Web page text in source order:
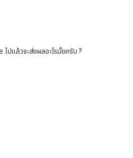
ปแล้วจะส่งผลอะไรมั้ยครับ ?